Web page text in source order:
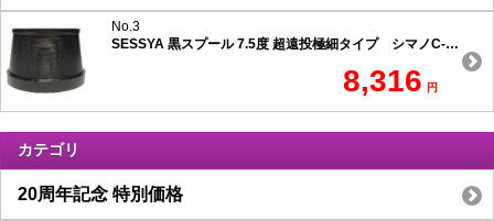
No.3
SESSYA 黒スプール 7.5度 超遠投極細タイプ シマノC-1用
8,316 円
カテゴリ
20周年記念 特別価格